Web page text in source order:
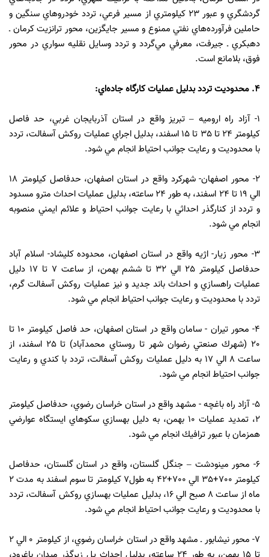
گردشگري و عبور 23 كيلومتري از مسير فرعي، تردد خودروهاي سنگين و
حاملين فرآورده‌هاي نفتي ممنوع و مسير جايگزين، محور ترانزيت كرمان ـ
دهبكري ـ جيرفت، معرفي مي‌گردد و تردد وسايل نقليه سواري در محور
فوق، بلامانع است.
4. محدوديت تردد بدليل عمليات كارگاه جاده‌اي:
1- آزاد راه اروميه – تبريز واقع در استان آذربايجان غربي، حد فاصل
كيلومتر 24 تا 35 تا 15 اسفند، بدلیل اجراي عملیات روکش آسفالت، تردد
با محدوديت و رعايت جوانب احتياط انجام مي‌ شود.
2- محور اصفهان- شهركرد واقع در استان اصفهان، حدفاصل كيلومتر 18
الي 19 تا 24 اسفند، به‌ طور 24 ساعته، بدليل عمليات احداث مترو مسدود
و تردد از كنارگذر احداثي با رعايت جوانب احتياط و علائم ايمني منصوبه
انجام مي‌ شود.
3- محور زيار- اژيه واقع در استان اصفهان، محدوده كليشاد- اسلام آباد
حدفاصل كيلومتر 25 الي 32 تا ششم بهمن، از ساعت 7 تا 17 دليل
عمليات راهسازي و احداث باند جديد و نيز عمليات روكش آسفالت گرم،
تردد با محدوديت و رعايت جوانب احتياط انجام مي شود.
4- محور تيران - سامان واقع در استان اصفهان، حد فاصل كيلومتر 10 تا
20 (شهرك صنعتي رضوان شهر تا روستاي محمدآباد) تا 25 اسفند، از
ساعت 8 الي 17 به دليل عمليات روكش آسفالت، تردد با كندي و رعايت
جوانب احتياط انجام مي‌ شود.
5- آزاد راه باغچه - مشهد واقع در استان خراسان رضوي، حدفاصل كيلومتر
2، تمديد عملیات 10 بهمن، به دليل بهسازي سكوهاي ايستگاه عوارضي
همزمان با عبور ترافيك انجام مي شود.
6- محور مينودشت – جنگل گلستان، واقع در استان گلستان، حدفاصل
كيلومتر 700+35 الي 700+42 به طول7 كيلومتر تا سوم اسفند به مدت 2
ماه از ساعت 8 صبح الي 16، بدليل عمليات بهسازي روكش آسفالت، تردد
با محدوديت و رعايت جوانب احتياط انجام مي شود.
7- محور نيشابور ـ مشهد واقع در استان خراسان رضوي، از كيلومتر 0 الي 2